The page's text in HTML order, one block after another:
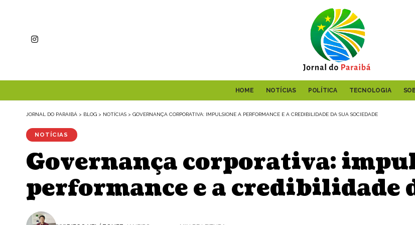
HOME NOTÍCIAS POLÍTICA TECNOLOGIA
JORNAL DO PARAIBÁ > BLOG > NOTÍCIAS > GOVERNANÇA CORPORATIVA: IMPULSIONE A PERFORMANCE E A CREDIBILIDADE DA SUA SOCIEDADE
NOTÍCIAS
Governança corporativa:
performance e a credibilidade